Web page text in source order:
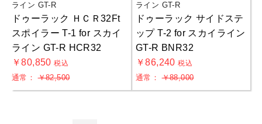
ライン GT-R
ドゥーラック ＨＣＲ32Ft
スポイラー T-1 for スカイ
ライン GT-R HCR32
￥80,850税込
通常：￥82,500
ライン GT-R
ドゥーラック サイドステ
ップ T-2 for スカイライン
GT-R BNR32
￥86,240税込
通常：￥88,000